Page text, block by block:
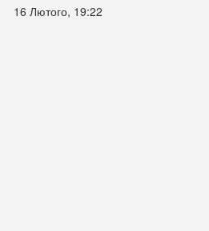
16 Лютого, 19:22